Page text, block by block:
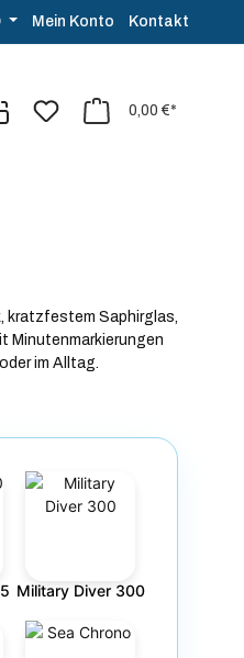
Mein Konto Kontakt
0,00 €*
kratzfestem Saphirglas,
Minutenmarkierungen
im Alltag.
Military Diver 300